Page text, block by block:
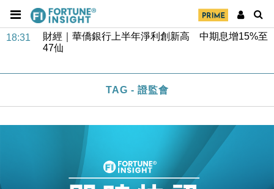
18:31
財經｜華僑銀行上半年淨利創新高 中期息增15%至
47仙
17:33
財經｜滙豐上調香港今年GDP預測至4.5% 看好貿易
及消費表現
16:47
本地｜假冒內地執法人員要求交「保證金」 43歲女子
損失近6900萬元
16:05
財經｜日經失守6.5萬點後回穩 全周仍升近2%
財經｜恒隆10月換帥 玩具「反」斗城亞洲CEO蔡德
財經｜韓股反覆波動收跌 連挫7周創逾3年最長跌勢
TAG - 證監會